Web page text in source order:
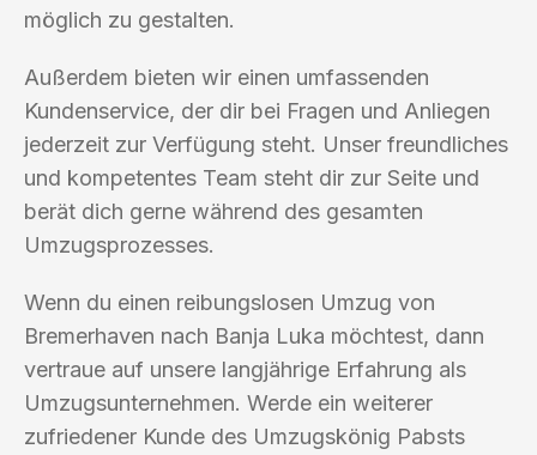
möglich zu gestalten.
Außerdem bieten wir einen umfassenden
Kundenservice, der dir bei Fragen und Anliegen
jederzeit zur Verfügung steht. Unser freundliches
und kompetentes Team steht dir zur Seite und
berät dich gerne während des gesamten
Umzugsprozesses.
Wenn du einen reibungslosen Umzug von
Bremerhaven nach Banja Luka möchtest, dann
vertraue auf unsere langjährige Erfahrung als
Umzugsunternehmen. Werde ein weiterer
zufriedener Kunde des Umzugskönig Pabsts